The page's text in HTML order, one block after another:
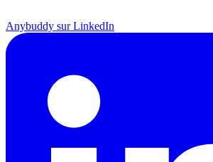
Anybuddy sur LinkedIn